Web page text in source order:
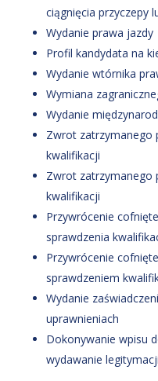
ciągnięcia przyczepy
Wydanie prawa jazdy
Profil kandydata na
Wydanie wtórnika
Wymiana
Wydanie
Zwrot zatrzymanego
kwalifikacji
Zwrot zatrzymanego
kwalifikacji
Przywrócenie
sprawdzenia
Przywrócenie
sprawdzeniem
Wydanie
uprawnieniach
Dokonywanie wpisu
wydawanie